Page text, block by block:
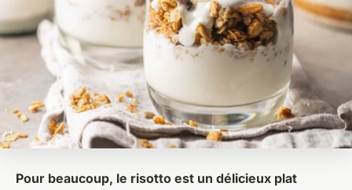
Pour beaucoup, le risotto est un délicieux plat